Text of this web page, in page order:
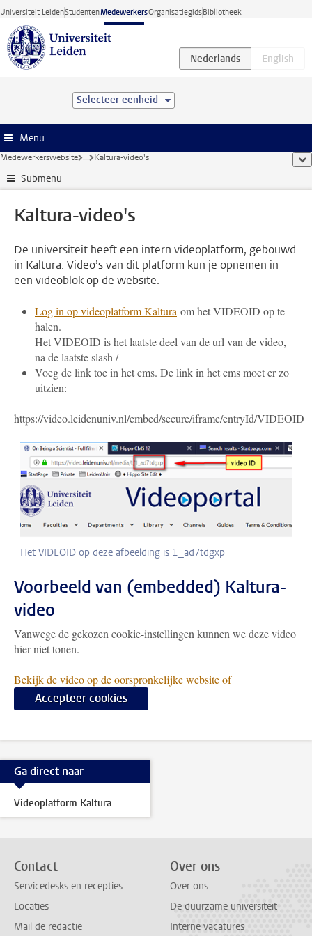
Ga direct naar de inhoud
Universiteit LeidenStudentenMedewerkersOrganisatiegidsBibliotheek
Selecteer eenheid
Menu
Medewerkerswebsite ... Kaltura-video's
Submenu
Kaltura-video's
De universiteit heeft een intern videoplatform, gebouwd
in Kaltura. Video’s van dit platform kun je opnemen in
een videoblok op de website.
Log in op videoplatform Kaltura om het VIDEOID op te
halen.
Het VIDEOID is het laatste deel van de url van de video,
na de laatste slash /
Voeg de link toe in het cms. De link in het cms moet er zo
uitzien:
https://video.leidenuniv.nl/embed/secure/iframe/entryId/VIDEOID
Het VIDEOID op deze afbeelding is 1_ad7tdgxp
Voorbeeld van (embedded) Kaltura-
video
Vanwege de gekozen cookie-instellingen kunnen we deze video
hier niet tonen.
Bekijk de video op de oorspronkelijke website of
Accepteer cookies
Ga direct naar
Videoplatform Kaltura
Contact
Servicedesks en recepties
Locaties
Mail de redactie
Over ons
Over ons
De duurzame universiteit
Interne vacatures